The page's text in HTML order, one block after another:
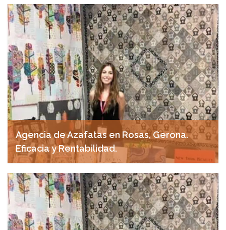
abril 29, 2025
Agencia de Azafatas en Rosas, Gerona.
Eficacia y Rentabilidad.
abril 28, 2025